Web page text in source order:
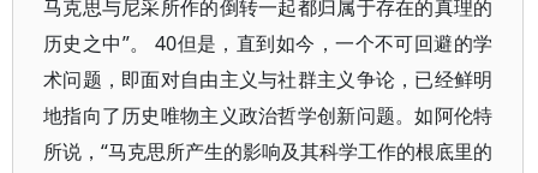
马克思与尼采所作的倒转一起都归属于存在的真理的
历史之中”。 40但是，直到如今，一个不可回避的学
术问题，即面对自由主义与社群主义争论，已经鲜明
地指向了历史唯物主义政治哲学创新问题。如阿伦特
所说，“马克思所产生的影响及其科学工作的根底里的